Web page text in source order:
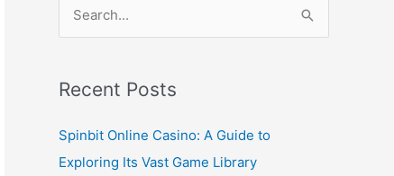
r
h
f
Recent Posts
Spinbit Online Casino: A Guide to
Exploring Its Vast Game Library